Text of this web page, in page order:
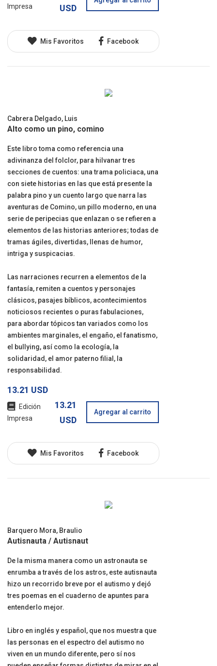
Impresa
USD
Mis Favoritos Facebook
Cabrera Delgado, Luis
Alto como un pino, comino
Este libro toma como referencia una
adivinanza del folclor, para hilvanar tres
secciones de cuentos: una trama policiaca, una
con siete historias en las que está presente la
palabra pino y un cuento largo que narra las
aventuras de Comino, un pillo moderno, en una
serie de peripecias que enlazan o se refieren a
elementos de las historias anteriores; todas de
tramas ágiles, divertidas, llenas de humor,
intriga y suspicacias.
Las narraciones recurren a elementos de la
fantasía, remiten a cuentos y personajes
clásicos, pasajes bíblicos, acontecimientos
noticiosos recientes o puras fabulaciones,
para abordar tópicos tan variados como los
ambientes marginales, el engaño, el fanatismo,
el bullying, así como la ecología, la
solidaridad, el amor paterno filial, la
responsabilidad.
13.21 USD
Edición
Impresa
13.21
USD
Agregar al carrito
Mis Favoritos Facebook
Barquero Mora, Braulio
Autisnauta / Autisnaut
De la misma manera como un astronauta se
enrumba a través de los astros, este autisnauta
hizo un recorrido breve por el autismo y dejó
tres poemas en el cuaderno de apuntes para
entenderlo mejor.
Libro en inglés y español, que nos muestra que
las personas en el espectro del autismo no
viven en un mundo diferente, pero sí nos